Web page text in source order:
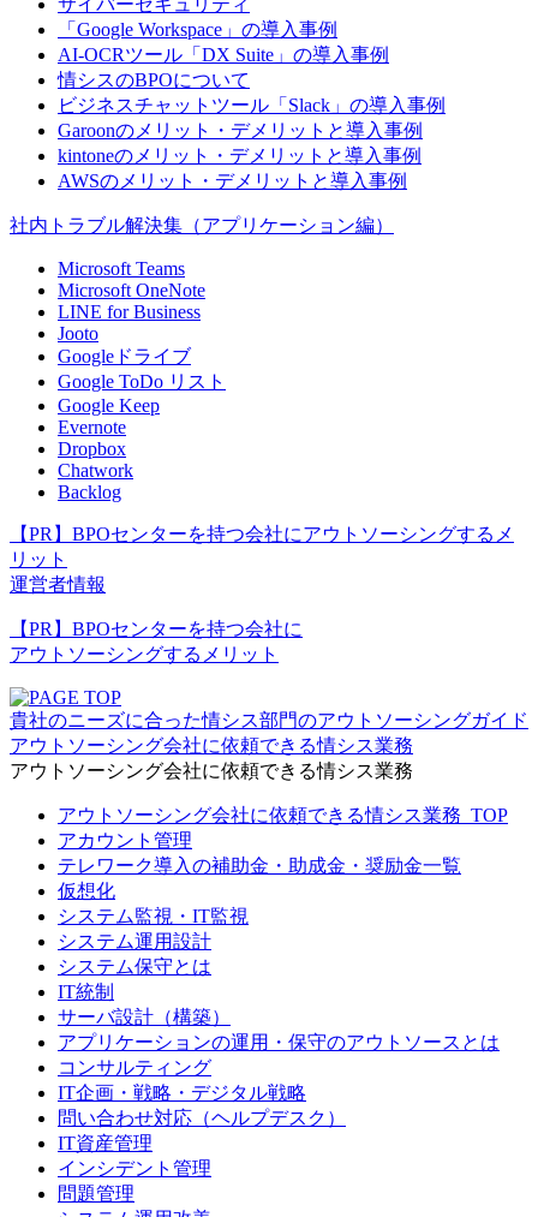
「Google Workspace」の導入事例
AI-OCRツール「DX Suite」の導入事例
情シスのBPOについて
ビジネスチャットツール「Slack」の導入事例
Garoonのメリット・デメリットと導入事例
kintoneのメリット・デメリットと導入事例
AWSのメリット・デメリットと導入事例
社内トラブル解決集（アプリケーション編）
Microsoft Teams
Microsoft OneNote
LINE for Business
Jooto
Googleドライブ
Google ToDo リスト
Google Keep
Evernote
Dropbox
Chatwork
Backlog
【PR】BPOセンターを持つ会社にアウトソーシングするメ
リット
運営者情報
【PR】BPOセンターを持つ会社に
アウトソーシングするメリット
貴社のニーズに合った情シス部門のアウトソーシングガイド
アウトソーシング会社に依頼できる情シス業務
アウトソーシング会社に依頼できる情シス業務
アウトソーシング会社に依頼できる情シス業務_TOP
アカウント管理
テレワーク導入の補助金・助成金・奨励金一覧
仮想化
システム監視・IT監視
システム運用設計
システム保守とは
IT統制
サーバ設計（構築）
アプリケーションの運用・保守のアウトソースとは
コンサルティング
IT企画・戦略・デジタル戦略
問い合わせ対応（ヘルプデスク）
IT資産管理
インシデント管理
問題管理